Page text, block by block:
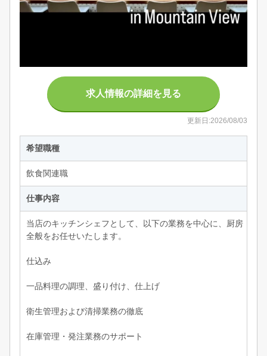
希望職種
飲食関連職
仕事内容
当店のキッチンシェフとして、以下の業務を中心に、厨房
全般をお任せいたします。
仕込み
一品料理の調理、盛り付け、仕上げ
衛生管理および清掃業務の徹底
在庫管理・発注業務のサポート
求人情報の詳細を見る
更新日:2026/08/03